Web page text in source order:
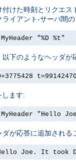
付けた時刻とリクエ
イアント-サーバ間
"%D %t"
以下のようなヘッダ
ます:
MyHeader "Hello
ダが応答に追加される
Joe. It took